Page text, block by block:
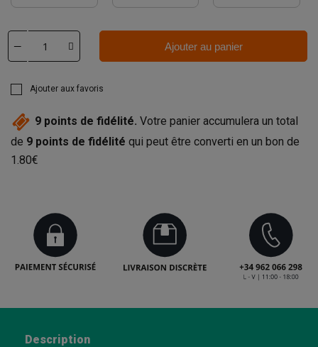
Ajouter au panier
Ajouter aux favoris
9 points de fidélité. Votre panier accumulera un total
de 9 points de fidélité qui peut être converti en un bon de
1.80€
Description